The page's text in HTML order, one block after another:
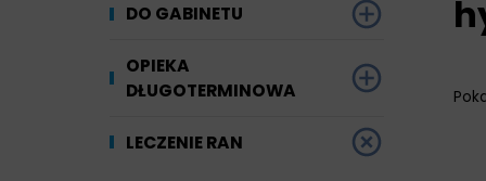
DO GABINETU
Dezynfekcja
OPIEKA
DŁUGOTERMINOWA
Materiały chłonne
LECZENIE RAN